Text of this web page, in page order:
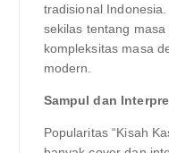
tradisional
sekilas tentang
kompleksitas masa
modern.
Sampul dan
Popularitas “Kisah